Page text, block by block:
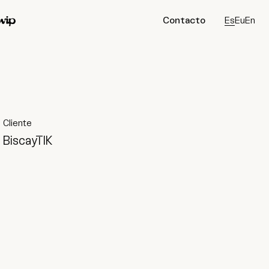
Contacto EsEuEn
Cliente
BiscayTIK